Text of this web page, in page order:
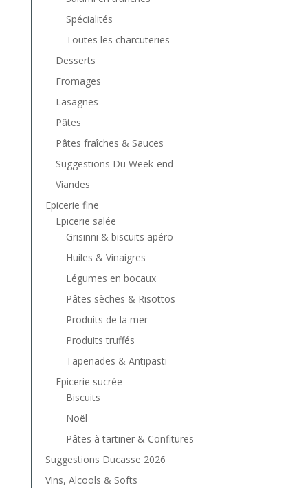
Spécialités
Toutes les charcuteries
Desserts
Fromages
Lasagnes
Pâtes
Pâtes fraîches & Sauces
Suggestions Du Week-end
Viandes
Epicerie fine
Epicerie salée
Grisinni & biscuits apéro
Huiles & Vinaigres
Légumes en bocaux
Pâtes sèches & Risottos
Produits de la mer
Produits truffés
Tapenades & Antipasti
Epicerie sucrée
Biscuits
Noël
Pâtes à tartiner & Confitures
Suggestions Ducasse 2026
Vins, Alcools & Softs